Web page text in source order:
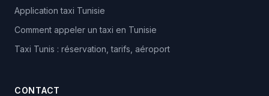
Application taxi Tunisie
Comment appeler un taxi en Tunisie
Taxi Tunis : réservation, tarifs, aéroport
CONTACT